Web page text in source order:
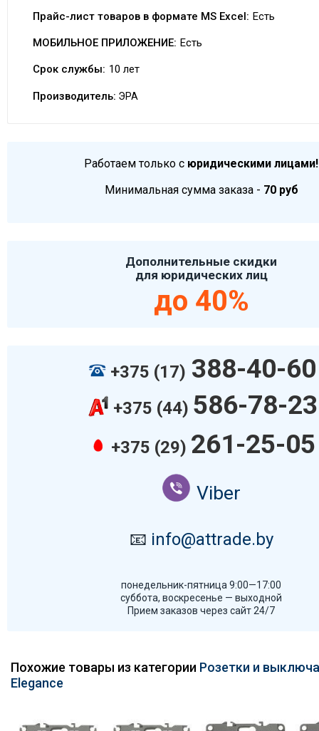
Прайс-лист товаров в формате MS Excel: Есть
МОБИЛЬНОЕ ПРИЛОЖЕНИЕ: Есть
Срок службы: 10 лет
Производитель: ЭРА
Работаем только с юридическими лицами!
Минимальная сумма заказа - 70 руб
Дополнительные скидки
для юридических лиц
до 40%
+375 (17) 388-40-60
+375 (44) 586-78-23
+375 (29) 261-25-05
Viber
📧 info@attrade.by
понедельник-пятница 9:00—17:00
суббота, воскресенье — выходной
Прием заказов через сайт 24/7
Похожие товары из категории Розетки и
Elegance